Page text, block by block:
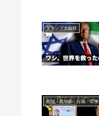
トランプ大統領
政治・政治家・行政・官僚